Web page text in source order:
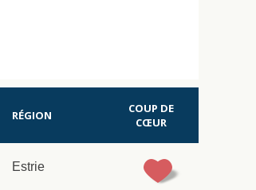
RÉGION
COUP DE
CŒUR
Estrie